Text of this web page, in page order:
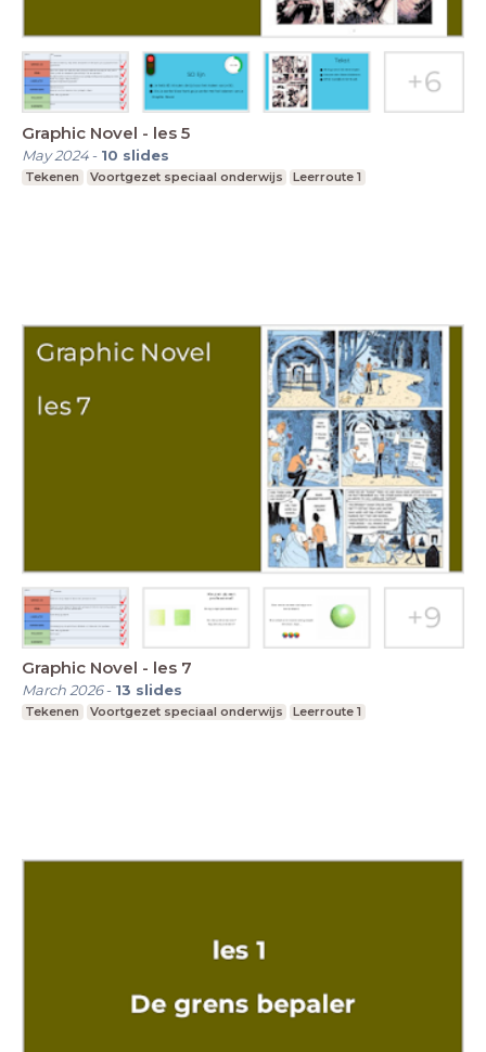
Graphic Novel - les 5
May 2024- 10 slides
Tekenen Voortgezet speciaal onderwijs Leerroute 1
Graphic Novel - les 7
March 2026- 13 slides
Tekenen Voortgezet speciaal onderwijs Leerroute 1